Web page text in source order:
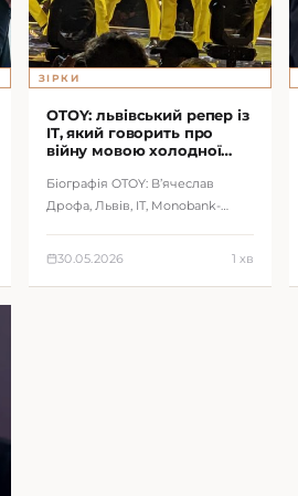
ЗІРКИ
OTOY: львівський репер із
IT, який говорить про
війну мовою холодної
Біографія OTOY: В’ячеслав
Дрофа, Львів, IT, Monobank-
30.05.2026 1 хв